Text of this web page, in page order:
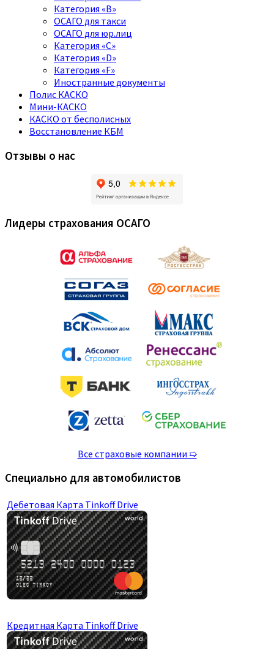
Категория «B»
ОСАГО для такси
ОСАГО для юр.лиц
Категория «C»
Категория «D»
Категория «F»
Иностранные документы
Полис КАСКО
Мини-КАСКО
КАСКО от бесполисных
Восстановление КБМ
Отзывы о нас
Лидеры страхования ОСАГО
Все страховые компании ➯
Специально для автомобилистов
Дебетовая Карта Tinkoff Drive
Кредитная Карта Tinkoff Drive